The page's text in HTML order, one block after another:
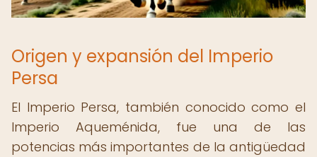
Origen y expansión del Imperio
Persa
El Imperio Persa, también conocido como el
Imperio Aqueménida, fue una de las
potencias más importantes de la antigüedad